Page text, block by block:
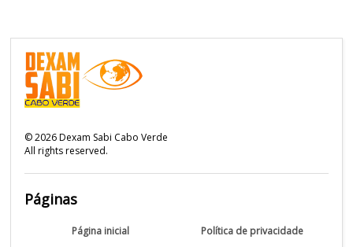
©2026Dexam Sabi Cabo Verde
All rights reserved.
Páginas
Página inicial Política de privacidade